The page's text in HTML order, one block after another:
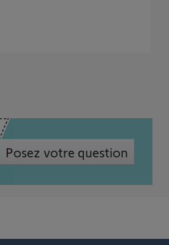
Posez votre question